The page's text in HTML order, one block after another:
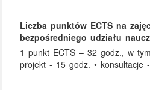
Liczba punktów ECTS na
bezpośredniego udziału
1 punkt ECTS – 32 godz., w
projekt - 15 godz. • konsultacje